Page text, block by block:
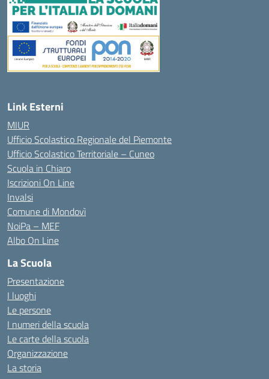
Link Esterni
MIUR
Ufficio Scolastico Regionale del Piemonte
Ufficio Scolastico Territoriale – Cuneo
Scuola in Chiaro
Iscrizioni On Line
Invalsi
Comune di Mondovì
NoiPa – MEF
Albo On Line
La Scuola
Presentazione
I luoghi
Le persone
I numeri della scuola
Le carte della scuola
Organizzazione
La storia